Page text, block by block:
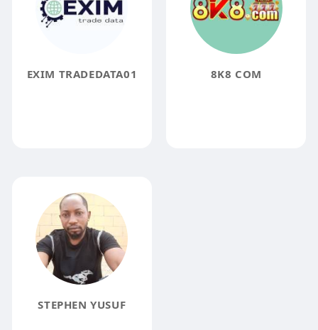
EXIM TRADEDATA01 8K8 COM
STEPHEN YUSUF